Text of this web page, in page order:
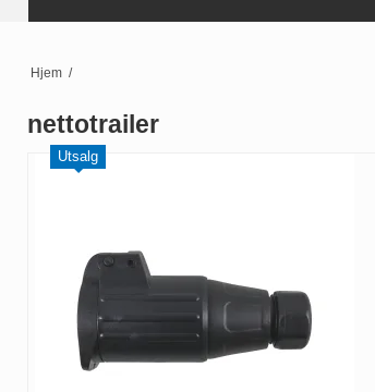
Hjem /
nettotrailer
Utsalg